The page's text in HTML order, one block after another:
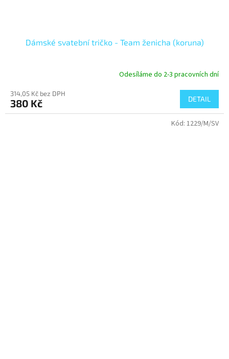
Dámské svatební tričko - Team ženicha (koruna)
Odesíláme do 2-3 pracovních dní
314,05 Kč bez DPH
380 Kč DETAIL
Kód: 1229/M/SV